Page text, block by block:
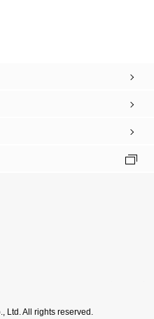
Ltd. All rights reserved.